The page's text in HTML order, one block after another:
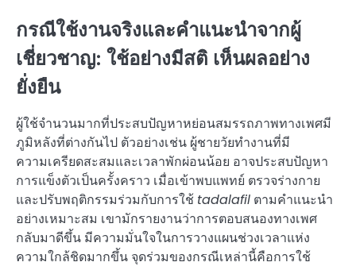
กรณีใช้งานจริงและคำแนะนำจากผู้
เชี่ยวชาญ: ใช้อย่างมีสติ เห็นผลอย่าง
ยั่งยืน
ผู้ใช้จำนวนมากที่ประสบปัญหาหย่อนสมรรถภาพทางเพศมี
ภูมิหลังที่ต่างกันไป ตัวอย่างเช่น ผู้ชายวัยทำงานที่มี
ความเครียดสะสมและเวลาพักผ่อนน้อย อาจประสบปัญหา
การแข็งตัวเป็นครั้งคราว เมื่อเข้าพบแพทย์ ตรวจร่างกาย
และปรับพฤติกรรมร่วมกับการใช้ tadalafil ตามคำแนะนำ
อย่างเหมาะสม เขามักรายงานว่าการตอบสนองทางเพศ
กลับมาดีขึ้น มีความมั่นใจในการวางแผนช่วงเวลาแห่ง
ความใกล้ชิดมากขึ้น จุดร่วมของกรณีเหล่านี้คือการใช้